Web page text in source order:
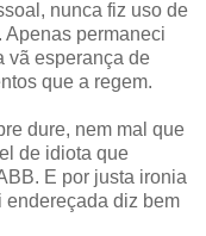
nunca fiz uso de
permaneci
vã esperança de
que a regem.
dure, nem mal que
de idiota que
E por justa ironia
endereçada diz bem